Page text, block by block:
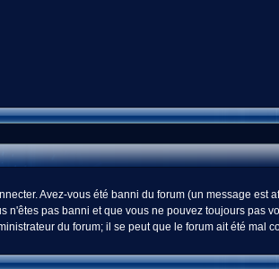
Avez-vous été banni du forum (un message est
pas banni et que vous ne pouvez toujours pas
du forum; il se peut que le forum ait été mal